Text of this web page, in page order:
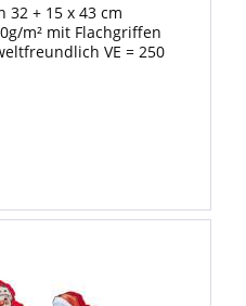
32 + 15 x 43 cm
m² mit Flachgriffen
VE = 250